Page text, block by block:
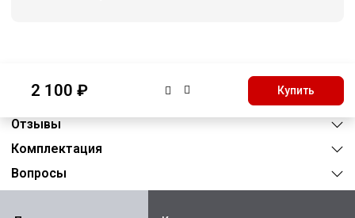
2 100 ₽ Купить
Характеристики
Отзывы
Комплектация
Вопросы